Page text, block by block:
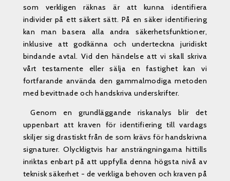
som verkligen räknas är att kunna identifiera
individer på ett säkert sätt. På en säker identifiering
kan man basera alla andra säkerhetsfunktioner,
inklusive att godkänna och underteckna juridiskt
bindande avtal. Vid den händelse att vi skall skriva
vårt testamente eller sälja en fastighet kan vi
fortfarande använda den gammalmodiga metoden
med bevittnade och handskriva underskrifter.
Genom en grundläggande riskanalys blir det
uppenbart att kraven för identifiering till vardags
skiljer sig drastiskt från de som krävs för handskrivna
signaturer. Olyckligtvis har ansträngningarna hittills
inriktas enbart på att uppfylla denna högsta nivå av
teknisk säkerhet - de verkliga behoven och kraven på